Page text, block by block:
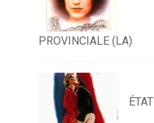
PROVINCIALE (LA)
ÉTAT